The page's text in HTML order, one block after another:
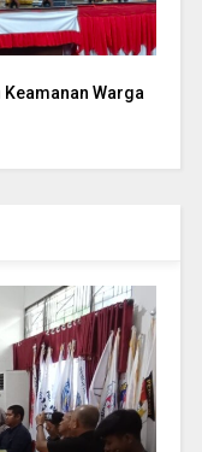
Warga